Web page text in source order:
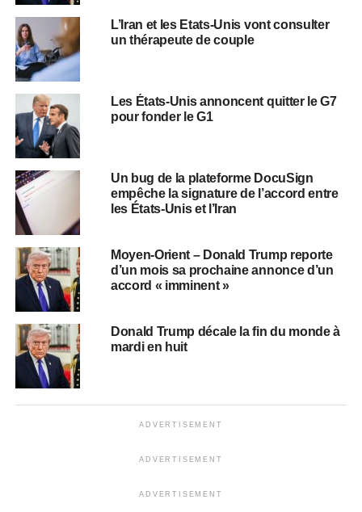
L’Iran et les Etats-Unis vont consulter
un thérapeute de couple
Les États-Unis annoncent quitter le G7
pour fonder le G1
Un bug de la plateforme DocuSign
empêche la signature de l’accord entre
les États-Unis et l’Iran
Moyen-Orient – Donald Trump reporte
d’un mois sa prochaine annonce d’un
accord « imminent »
Donald Trump décale la fin du monde à
mardi en huit
ADVERTISEMENT
ADVERTISEMENT
ADVERTISEMENT